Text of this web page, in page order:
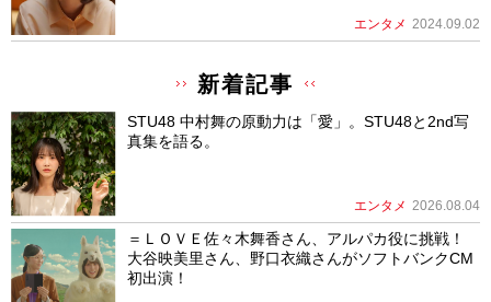
エンタメ 2024.09.02
新着記事
STU48 中村舞の原動力は「愛」。STU48と2nd写
真集を語る。
エンタメ 2026.08.04
＝ＬＯＶＥ佐々木舞香さん、アルパカ役に挑戦！
大谷映美里さん、野口衣織さんがソフトバンクCM
初出演！